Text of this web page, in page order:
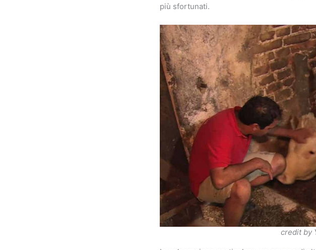
più sfortunati.
credit by